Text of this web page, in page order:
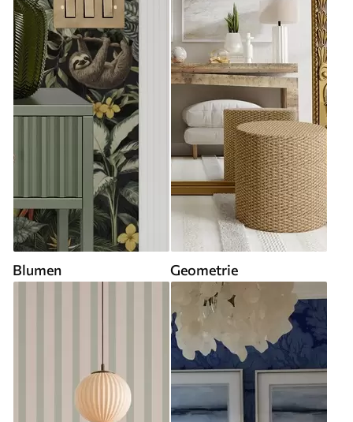
Blumen Geometrie